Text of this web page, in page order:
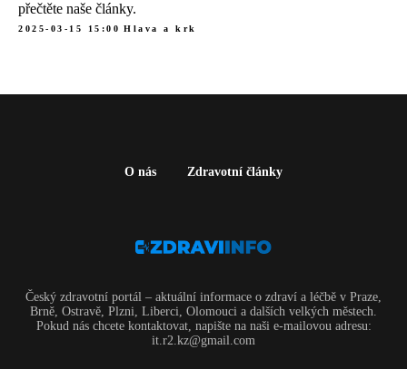
přečtěte naše články.
2025-03-15 15:00 Hlava a krk
O nás Zdravotní články
Český zdravotní portál – aktuální informace o zdraví a léčbě v Praze,
Brně, Ostravě, Plzni, Liberci, Olomouci a dalších velkých městech.
Pokud nás chcete kontaktovat, napište na naši e-mailovou adresu:
it.r2.kz@gmail.com